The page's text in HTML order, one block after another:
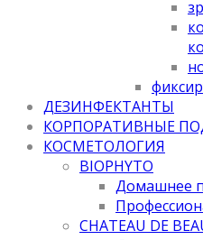
ДЕЗИНФЕКТАНТЫ
КОРПОРАТИВНЫЕ
КОСМЕТОЛОГИЯ
BIOPHYTO
Домашнее
CHATEAU DE